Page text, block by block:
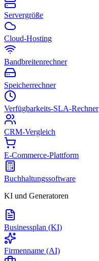
Servergröße
Cloud-Hosting
Bandbreitenrechner
Speicherrechner
Verfügbarkeits-SLA-Rechner
CRM-Vergleich
E-Commerce-Plattform
Buchhaltungssoftware
KI und Generatoren
Businessplan (KI)
Firmenname (AI)